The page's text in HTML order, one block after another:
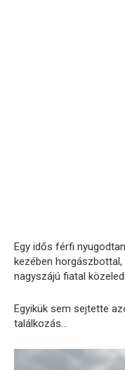
Egy idős férfi
kezében
nagyszájú fiatal
Egyikük sem sejtette
találkozás…